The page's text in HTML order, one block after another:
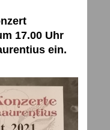
17.00 Uhr
ein.